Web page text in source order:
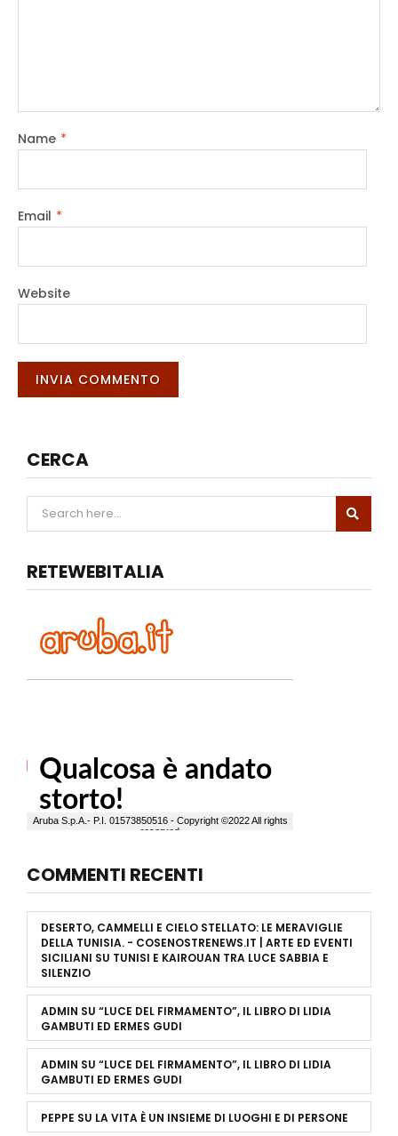
Name *
Email *
Website
CERCA
RETEWEBITALIA
COMMENTI RECENTI
DESERTO, CAMMELLI E CIELO STELLATO: LE MERAVIGLIE
DELLA TUNISIA. - COSENOSTRENEWS.IT | ARTE ED EVENTI
SICILIANI SU TUNISI E KAIROUAN TRA LUCE SABBIA E
SILENZIO
ADMIN SU “LUCE DEL FIRMAMENTO”, IL LIBRO DI LIDIA
GAMBUTI ED ERMES GUDI
ADMIN SU “LUCE DEL FIRMAMENTO”, IL LIBRO DI LIDIA
GAMBUTI ED ERMES GUDI
PEPPE SU LA VITA È UN INSIEME DI LUOGHI E DI PERSONE